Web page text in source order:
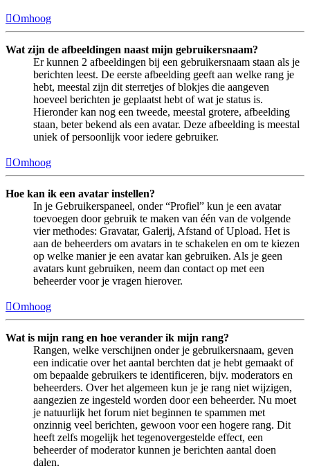
Omhoog
Wat zijn de afbeeldingen naast mijn gebruikersnaam?
Er kunnen 2 afbeeldingen bij een gebruikersnaam staan als je
berichten leest. De eerste afbeelding geeft aan welke rang je
hebt, meestal zijn dit sterretjes of blokjes die aangeven
hoeveel berichten je geplaatst hebt of wat je status is.
Hieronder kan nog een tweede, meestal grotere, afbeelding
staan, beter bekend als een avatar. Deze afbeelding is meestal
uniek of persoonlijk voor iedere gebruiker.
Omhoog
Hoe kan ik een avatar instellen?
In je Gebruikerspaneel, onder “Profiel” kun je een avatar
toevoegen door gebruik te maken van één van de volgende
vier methodes: Gravatar, Galerij, Afstand of Upload. Het is
aan de beheerders om avatars in te schakelen en om te kiezen
op welke manier je een avatar kan gebruiken. Als je geen
avatars kunt gebruiken, neem dan contact op met een
beheerder voor je vragen hierover.
Omhoog
Wat is mijn rang en hoe verander ik mijn rang?
Rangen, welke verschijnen onder je gebruikersnaam, geven
een indicatie over het aantal berchten dat je hebt gemaakt of
om bepaalde gebruikers te identificeren, bijv. moderators en
beheerders. Over het algemeen kun je je rang niet wijzigen,
aangezien ze ingesteld worden door een beheerder. Nu moet
je natuurlijk het forum niet beginnen te spammen met
onzinnig veel berichten, gewoon voor een hogere rang. Dit
heeft zelfs mogelijk het tegenovergestelde effect, een
beheerder of moderator kunnen je berichten aantal doen
dalen.